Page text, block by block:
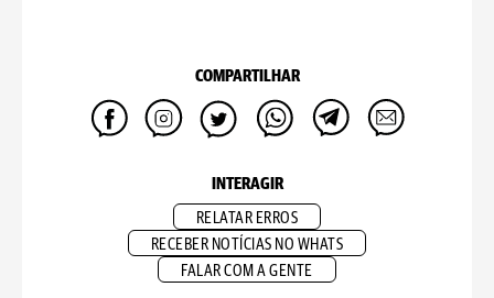
COMPARTILHAR
INTERAGIR
RELATAR ERROS
RECEBER NOTÍCIAS NO WHATS
FALAR COM A GENTE